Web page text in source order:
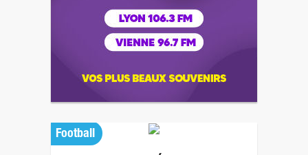
Football